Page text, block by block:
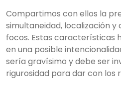
Compartimos con ellos la
simultaneidad, localización
focos. Estas características
en una posible
sería gravísimo y debe ser
rigurosidad para dar con los